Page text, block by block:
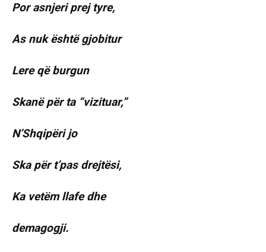
Por asnjeri prej tyre,
As nuk është gjobitur
Lere që burgun
Skanë për ta “vizituar,”
N’Shqipëri jo
Ska për t’pas drejtësi,
Ka vetëm llafe dhe
demagogji.